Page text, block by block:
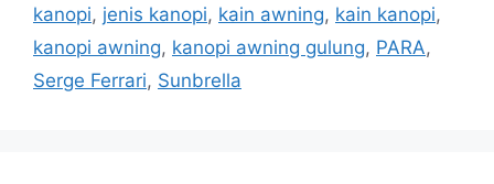
kanopi, jenis kanopi, kain awning, kain kanopi,
kanopi awning, kanopi awning gulung, PARA,
Serge Ferrari, Sunbrella